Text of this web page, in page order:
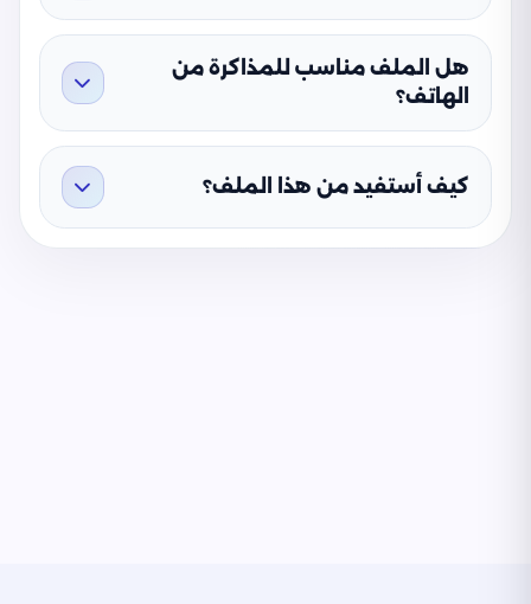
هل الملف مناسب للمذاكرة من
الهاتف؟
كيف أستفيد من هذا الملف؟